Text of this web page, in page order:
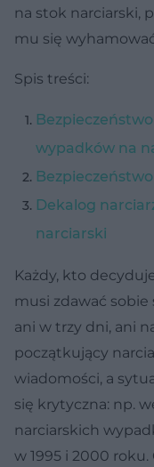
na stok narciarski,
mu się
Spis treści:
wypadków na
Dekalog
narciarski
Każdy, kto
musi zdawać
ani w trzy dni, ani
początkujący
wiadomości, a
się krytyczna: np.
narciarskich
w 1995 i 2000 roku.